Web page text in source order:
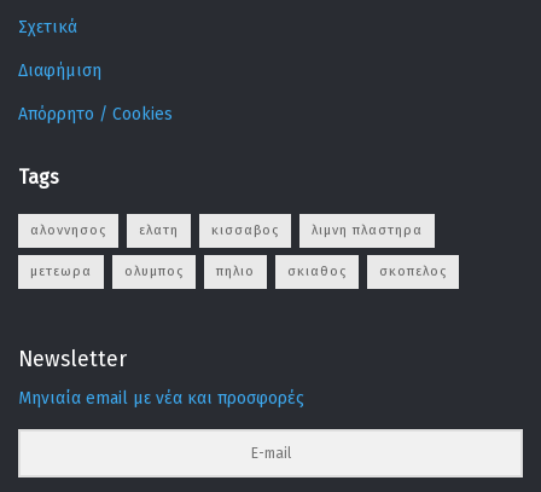
Σχετικά
Διαφήμιση
Απόρρητο / Cookies
Tags
αλοννησος ελατη κισσαβος λιμνη πλαστηρα
μετεωρα ολυμπος πηλιο σκιαθος σκοπελος
Newsletter
Μηνιαία email με νέα και προσφορές